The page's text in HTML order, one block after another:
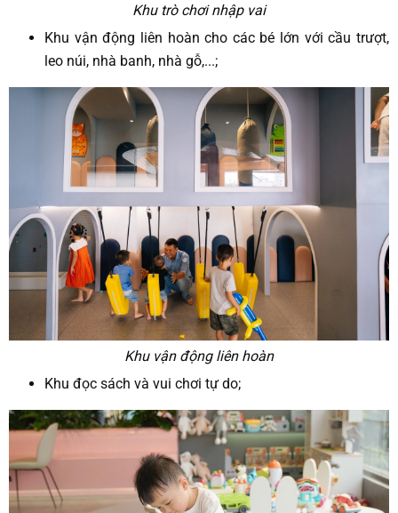
Khu trò chơi nhập vai
Khu vận động liên hoàn cho các bé lớn với cầu trượt,
leo núi, nhà banh, nhà gỗ,...;
Khu vận động liên hoàn
Khu đọc sách và vui chơi tự do;